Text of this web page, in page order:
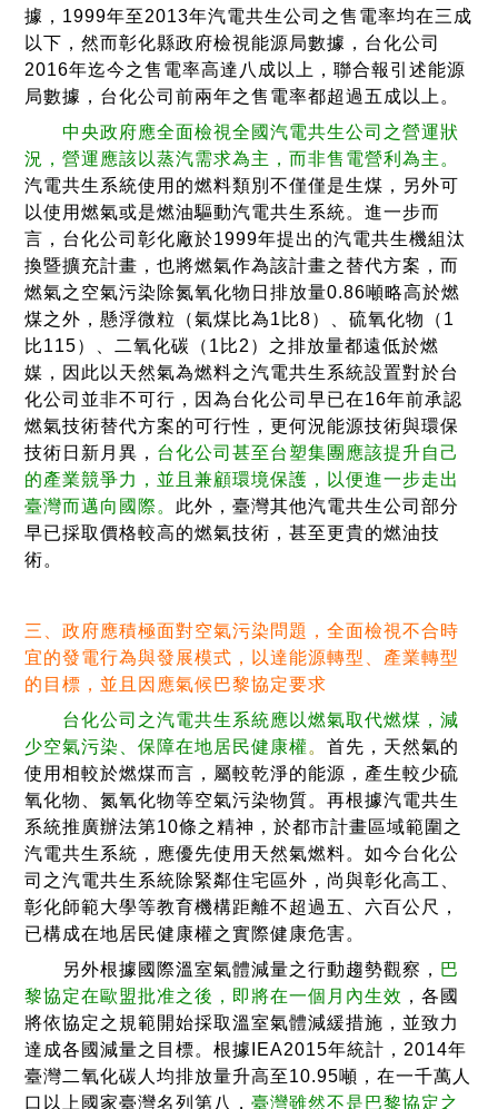
據，1999年至2013年汽電共生公司之售電率均在三成
以下，然而彰化縣政府檢視能源局數據，台化公司
2016年迄今之售電率高達八成以上，聯合報引述能源
局數據，台化公司前兩年之售電率都超過五成以上。
中央政府應全面檢視全國汽電共生公司之營運狀
況，營運應該以蒸汽需求為主，而非售電營利為主。
汽電共生系統使用的燃料類別不僅僅是生煤，另外可
以使用燃氣或是燃油驅動汽電共生系統。進一步而
言，台化公司彰化廠於1999年提出的汽電共生機組汰
換暨擴充計畫，也將燃氣作為該計畫之替代方案，而
燃氣之空氣污染除氮氧化物日排放量0.86噸略高於燃
煤之外，懸浮微粒（氣煤比為1比8）、硫氧化物（1
比115）、二氧化碳（1比2）之排放量都遠低於燃
媒，因此以天然氣為燃料之汽電共生系統設置對於台
化公司並非不可行，因為台化公司早已在16年前承認
燃氣技術替代方案的可行性，更何況能源技術與環保
技術日新月異， 台化公司甚至台塑集團應該提升自己
的產業競爭力，並且兼顧環境保護，以便進一步走出
臺灣而邁向國際。 此外，臺灣其他汽電共生公司部分
早已採取價格較高的燃氣技術，甚至更貴的燃油技
術。
三、政府應積極面對空氣污染問題，全面檢視不合時
宜的發電行為與發展模式，以達能源轉型、產業轉型
的目標，並且因應氣候巴黎協定要求
台化公司之汽電共生系統應以燃氣取代燃煤，減
少空氣污染、保障在地居民健康權。首先，天然氣的
使用相較於燃煤而言，屬較乾淨的能源，產生較少硫
氧化物、氮氧化物等空氣污染物質。再根據汽電共生
系統推廣辦法第10條之精神，於都市計畫區域範圍之
汽電共生系統，應優先使用天然氣燃料。如今台化公
司之汽電共生系統除緊鄰住宅區外，尚與彰化高工、
彰化師範大學等教育機構距離不超過五、六百公尺，
已構成在地居民健康權之實際健康危害。
另外根據國際溫室氣體減量之行動趨勢觀察， 巴
黎協定在歐盟批准之後，即將在一個月內生效 ，各國
將依協定之規範開始採取溫室氣體減緩措施，並致力
達成各國減量之目標。根據IEA2015年統計，2014年
臺灣二氧化碳人均排放量升高至10.95噸，在一千萬人
口以上國家臺灣名列第八，臺灣雖然不是巴黎協定之